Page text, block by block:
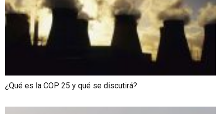
¿Qué es la COP 25 y qué se discutirá?